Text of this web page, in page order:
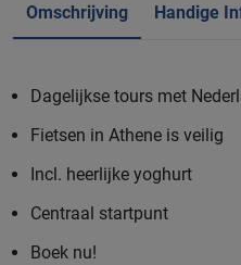
Omschrijving Handige
Dagelijkse tours met
Fietsen in Athene is veilig
Incl. heerlijke yoghurt
Centraal startpunt
Boek nu!